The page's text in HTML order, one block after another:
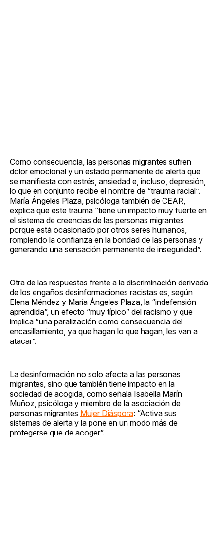
Como consecuencia, las personas migrantes sufren
dolor emocional y un estado permanente de alerta que
se manifiesta con estrés, ansiedad e, incluso, depresión,
lo que en conjunto recibe el nombre de “trauma racial”.
María Ángeles Plaza, psicóloga también de CEAR,
explica que este trauma “tiene un impacto muy fuerte en
el sistema de creencias de las personas migrantes
porque está ocasionado por otros seres humanos,
rompiendo la confianza en la bondad de las personas y
generando una sensación permanente de inseguridad”.
Otra de las respuestas frente a la discriminación derivada
de los engaños desinformaciones racistas es, según
Elena Méndez y María Ángeles Plaza, la “indefensión
aprendida”, un efecto “muy típico” del racismo y que
implica “una paralización como consecuencia del
encasillamiento, ya que hagan lo que hagan, les van a
atacar”.
La desinformación no solo afecta a las personas
migrantes, sino que también tiene impacto en la
sociedad de acogida, como señala Isabella Marín
Muñoz, psicóloga y miembro de la asociación de
personas migrantes Mujer Diáspora: “Activa sus
sistemas de alerta y la pone en un modo más de
protegerse que de acoger”.